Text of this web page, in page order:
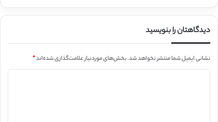
دیدگاهتان را بنویسید
نشانی ایمیل شما منتشر نخواهد شد.بخش‌های موردنیاز علامت‌گذاری شده‌اند*